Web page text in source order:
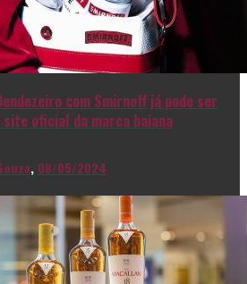
com Smirnoff já pode ser
oficial da marca baiana
, 08/05/2024